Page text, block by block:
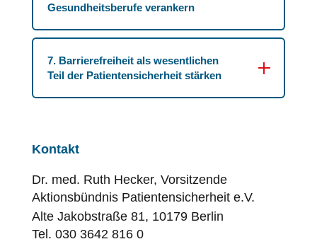
Gesundheitsberufe verankern
7. Barrierefreiheit als wesentlichen
Teil der Patientensicherheit stärken
Kontakt
Dr. med. Ruth Hecker, Vorsitzende
Aktionsbündnis Patientensicherheite.V.
Alte Jakobstraße 81, 10179 Berlin
Tel. 030 3642 816 0